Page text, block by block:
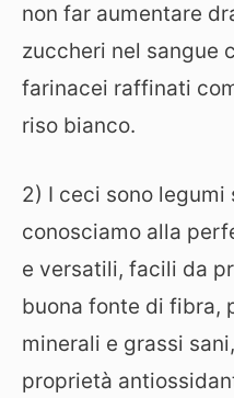
non far aumentare
zuccheri nel sangue
farinacei raffinati
riso bianco.
2) I ceci sono legumi
conosciamo alla
e versatili, facili da
buona fonte di fibra,
minerali e grassi
proprietà